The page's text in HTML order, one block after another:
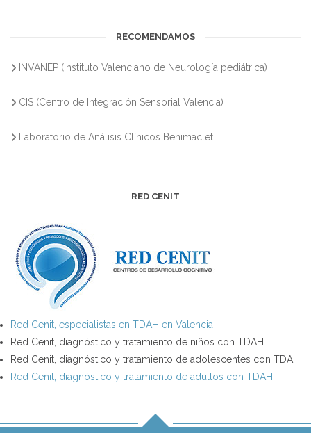
RECOMENDAMOS
INVANEP (Instituto Valenciano de Neurología pediátrica)
CIS (Centro de Integración Sensorial Valencia)
Laboratorio de Análisis Clínicos Benimaclet
RED CENIT
Red Cenit, especialistas en TDAH en Valencia
Red Cenit, diagnóstico y tratamiento de niños con TDAH
Red Cenit, diagnóstico y tratamiento de adolescentes con TDAH
Red Cenit, diagnóstico y tratamiento de adultos con TDAH